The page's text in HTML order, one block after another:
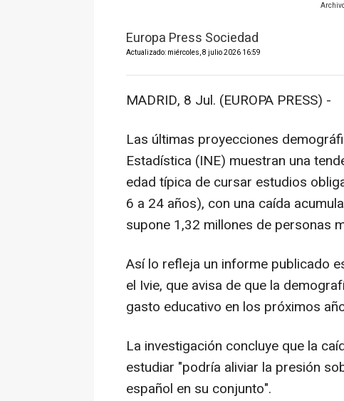
Europa Press Sociedad
Actualizado: miércoles, 8 julio 2026 16:59
MADRID, 8 Jul. (EUROPA PRESS) -
Las últimas proyecciones
Estadística (INE) muestran una
edad típica de cursar estudios
6 a 24 años), con una caída
supone 1,32 millones de personas
Así lo refleja un informe publicado
el Ivie, que avisa de que la
gasto educativo en los próximos
La investigación concluye que la
estudiar "podría aliviar la presión
español en su conjunto".